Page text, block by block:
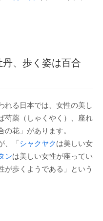
、歩く姿は百合
れる日本では、女性の美し
芍薬（しゃくやく）、座れ
花」があります。
、「シャクヤクは美しい女
ンは美しい女性が座ってい
が歩くようである」という